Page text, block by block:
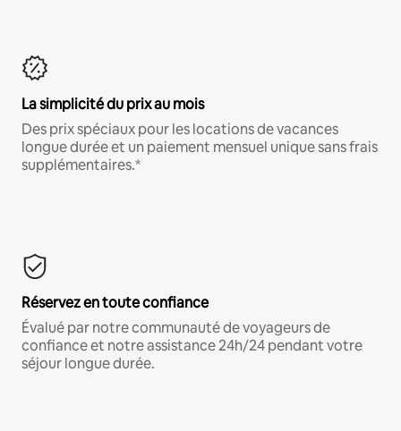
La simplicité du prix au mois
Des prix spéciaux pour les locations de vacances
longue durée et un paiement mensuel unique sans frais
supplémentaires.*
Réservez en toute confiance
Évalué par notre communauté de voyageurs de
confiance et notre assistance 24h/24 pendant votre
séjour longue durée.